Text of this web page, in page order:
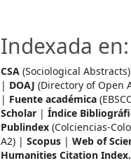
Indexada en:
CSA (Sociological Abstracts)
| DOAJ (Directory of Open
| Fuente académica
Scholar| Índice
Publindex (Colciencias-
A2) | Scopus | Web of
Humanities Citation Index.